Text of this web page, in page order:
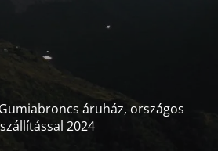
áruház, országos
2024